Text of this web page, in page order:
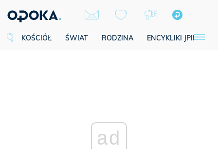
KOŚCIÓŁ ŚWIAT RODZINA ENCYKLIKI JPII
ad